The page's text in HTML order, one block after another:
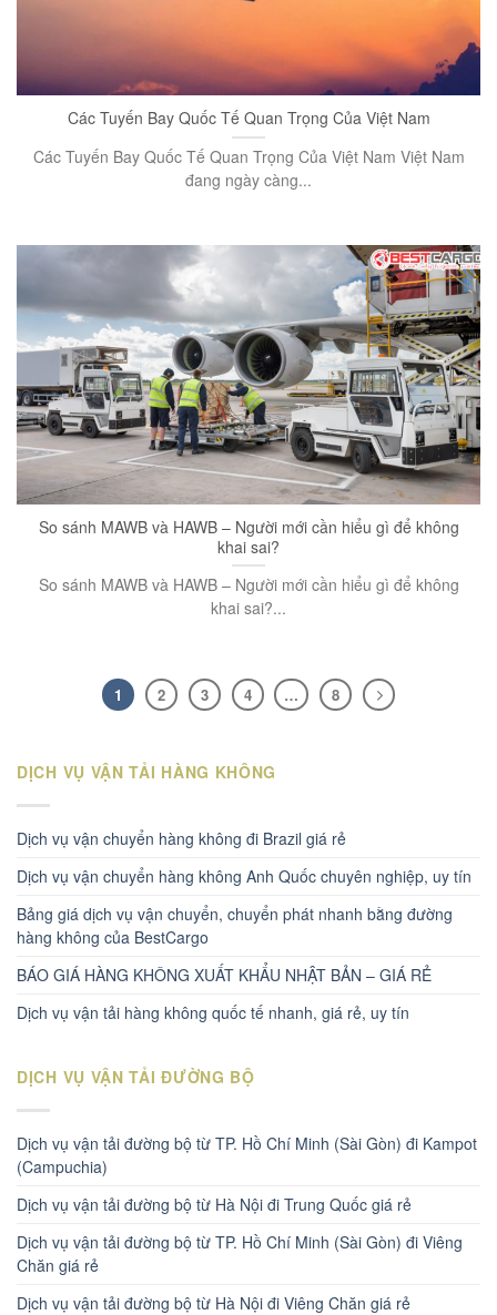
Các Tuyến Bay Quốc Tế Quan Trọng Của Việt Nam
Các Tuyến Bay Quốc Tế Quan Trọng Của Việt Nam Việt Nam
đang ngày càng...
So sánh MAWB và HAWB – Người mới cần hiểu gì để không
khai sai?
So sánh MAWB và HAWB – Người mới cần hiểu gì để không
khai sai?...
1 2 3 4 … 8
DỊCH VỤ VẬN TẢI HÀNG KHÔNG
Dịch vụ vận chuyển hàng không đi Brazil giá rẻ
Dịch vụ vận chuyển hàng không Anh Quốc chuyên nghiệp, uy tín
Bảng giá dịch vụ vận chuyển, chuyển phát nhanh bằng đường
hàng không của BestCargo
BÁO GIÁ HÀNG KHÔNG XUẤT KHẨU NHẬT BẢN – GIÁ RẺ
Dịch vụ vận tải hàng không quốc tế nhanh, giá rẻ, uy tín
DỊCH VỤ VẬN TẢI ĐƯỜNG BỘ
Dịch vụ vận tải đường bộ từ TP. Hồ Chí Minh (Sài Gòn) đi Kampot
(Campuchia)
Dịch vụ vận tải đường bộ từ Hà Nội đi Trung Quốc giá rẻ
Dịch vụ vận tải đường bộ từ TP. Hồ Chí Minh (Sài Gòn) đi Viêng
Chăn giá rẻ
Dịch vụ vận tải đường bộ từ Hà Nội đi Viêng Chăn giá rẻ